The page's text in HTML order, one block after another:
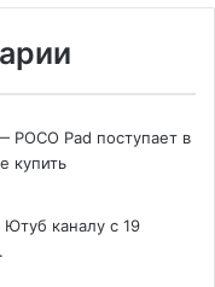
Pad поступает в
купить
каналу с 19